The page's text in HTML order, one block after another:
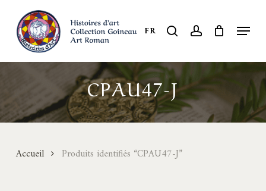
main
content
FR search account Menu
CPAU47-J
Accueil Produits identifiés “CPAU47-J”
Close